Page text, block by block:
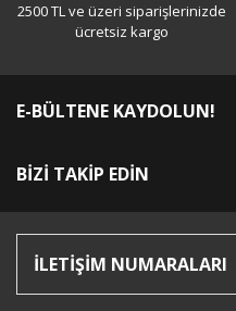
2500 TL ve üzeri siparişlerinizde
ücretsiz kargo
E-BÜLTENE KAYDOLUN!
BİZİ TAKİP EDİN
İLETİŞİM NUMARALARI